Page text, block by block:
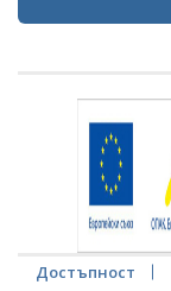
Достъпност